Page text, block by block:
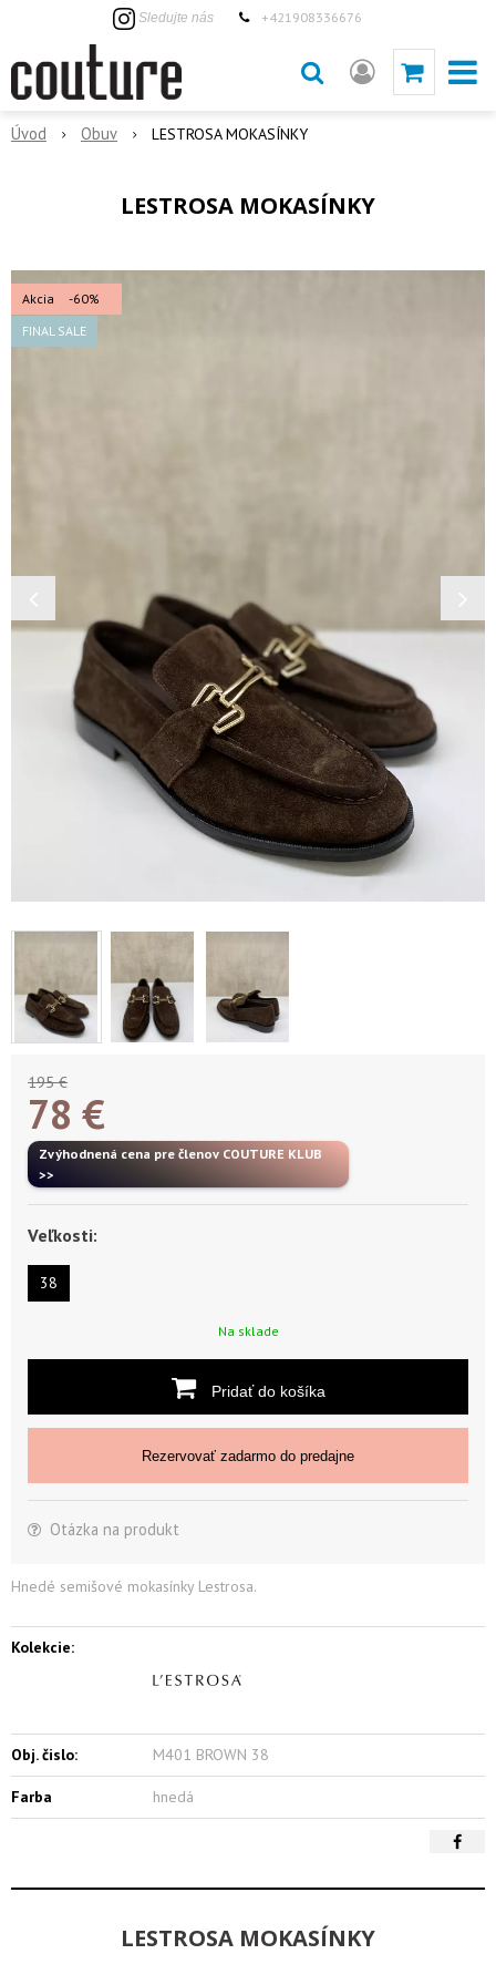
Sledujte nás +421908336676
Úvod Obuv LESTROSA MOKASÍNKY
LESTROSA MOKASÍNKY
Akcia
-60%
FINAL SALE
195 €
78 €
Zvýhodnená cena pre členov COUTURE KLUB
>>
Veľkosti:
38
Na sklade
Pridať do košíka
Rezervovať zadarmo do predajne
Otázka na produkt
Hnedé semišové mokasínky Lestrosa.
Kolekcie:
Obj. čislo: M401 BROWN 38
Farba hnedá
LESTROSA MOKASÍNKY